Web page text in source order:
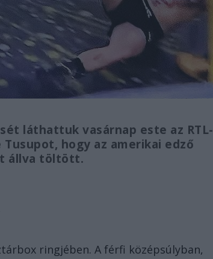
láthattuk vasárnap este az RTL-
hogy az amerikai edző
állva töltött.
ringjében. A férfi középsúlyban,